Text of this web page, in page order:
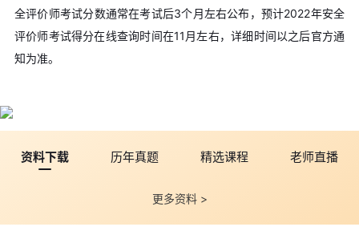
全评价师考试分数通常在考试后3个月左右公布，预计2022年安全
评价师考试得分在线查询时间在11月左右，详细时间以之后官方通
知为准。
资料下载 历年真题 精选课程 老师直播
更多资料 >